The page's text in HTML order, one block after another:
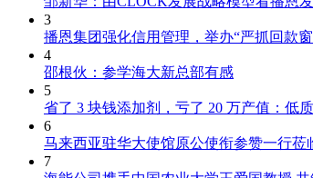
3
播恩集团强化信用管理，举办“严抓回款
4
邵根伙：参学海大新总部有感
5
省了 3 块钱添加剂，亏了 20 万产值：低
6
马来西亚驻华大使馆原公使衔参赞一行莅
7